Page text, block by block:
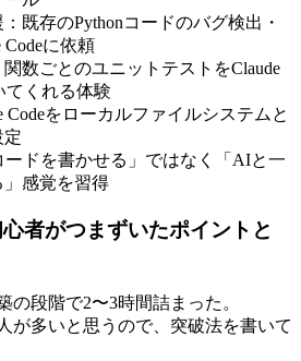
既存のPythonコードのバグ検出・
Codeに依頼
数ごとのユニットテストをClaude
てくれる体験
Codeをローカルファイルシステムと
定
ドを書かせる」ではなく「AIと一
感覚を習得
者がつまずいたポイントと
の段階で2〜3時間詰まった。
が多いと思うので、突破法を書いて